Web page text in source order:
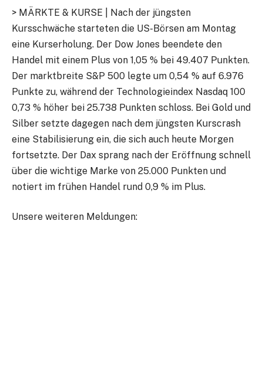
> MÄRKTE & KURSE | Nach der jüngsten
Kursschwäche starteten die US-Börsen am Montag
eine Kurserholung. Der Dow Jones beendete den
Handel mit einem Plus von 1,05 % bei 49.407 Punkten.
Der marktbreite S&P 500 legte um 0,54 % auf 6.976
Punkte zu, während der Technologieindex Nasdaq 100
0,73 % höher bei 25.738 Punkten schloss. Bei Gold und
Silber setzte dagegen nach dem jüngsten Kurscrash
eine Stabilisierung ein, die sich auch heute Morgen
fortsetzte. Der Dax sprang nach der Eröffnung schnell
über die wichtige Marke von 25.000 Punkten und
notiert im frühen Handel rund 0,9 % im Plus.
Unsere weiteren Meldungen: